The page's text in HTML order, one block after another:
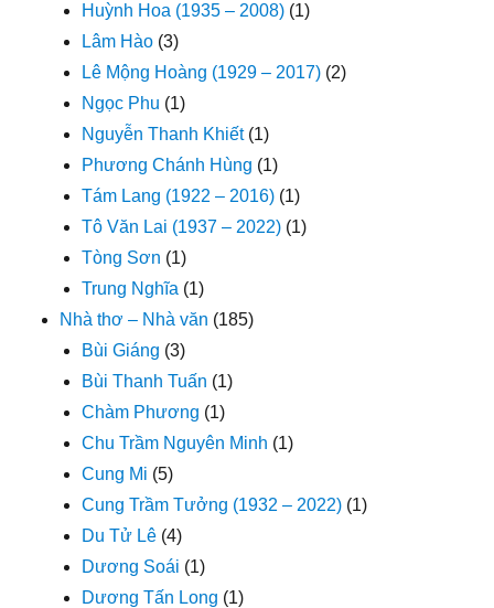
Huỳnh Hoa (1935 – 2008) (1)
Lâm Hào (3)
Lê Mộng Hoàng (1929 – 2017) (2)
Ngọc Phu (1)
Nguyễn Thanh Khiết(1)
Phương Chánh Hùng (1)
Tám Lang (1922 – 2016) (1)
Tô Văn Lai (1937 – 2022) (1)
Tòng Sơn (1)
Trung Nghĩa (1)
Nhà thơ – Nhà văn (185)
Bùi Giáng (3)
Bùi Thanh Tuấn (1)
Chàm Phương (1)
Chu Trầm Nguyên Minh (1)
Cung Mi (5)
Cung Trầm Tưởng (1932 – 2022) (1)
Du Tử Lê (4)
Dương Soái (1)
Dương Tấn Long (1)